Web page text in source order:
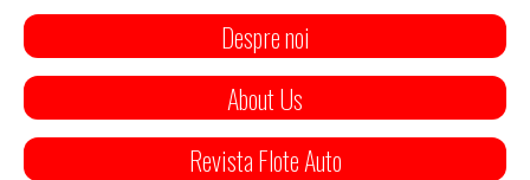
Despre noi
About Us
Revista Flote Auto